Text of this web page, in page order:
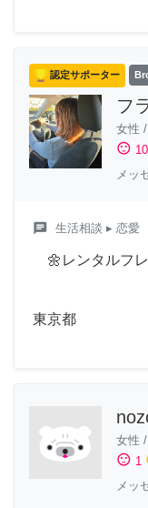
認定サポーター
フ
女性 /
sentiment_satisfied 10
メッ
chat 生活相談 ▸ 恋愛
🌼レンタルフ
東京都
女性 /
sentiment_satisfied 1
メッ